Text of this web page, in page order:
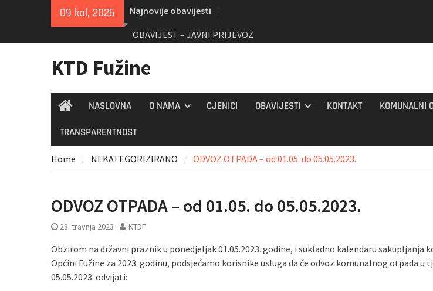
09 kol, 2026 Najnovije obavijesti
OBAVIJEST – JAVNI PRIJEVOZ
KTD Fužine
HomeNASLOVNA O NAMA CJENICI OBAVIJESTI KONTAKT KOMUNALNI
TRANSPARENTNOST
Home NEKATEGORIZIRANO ODVOZ OTPADA – od 01.05. do 05.05.2023.
ODVOZ OTPADA – od 01.05. do 05.05.2023.
28. travnja 2023 KTDF
Obzirom na državni praznik u ponedjeljak 01.05.2023. godine, i sukladno kalendaru sakupljanja
Općini Fužine za 2023. godinu, podsjećamo korisnike usluga da će odvoz komunalnog otpada u
05.05.2023. odvijati: